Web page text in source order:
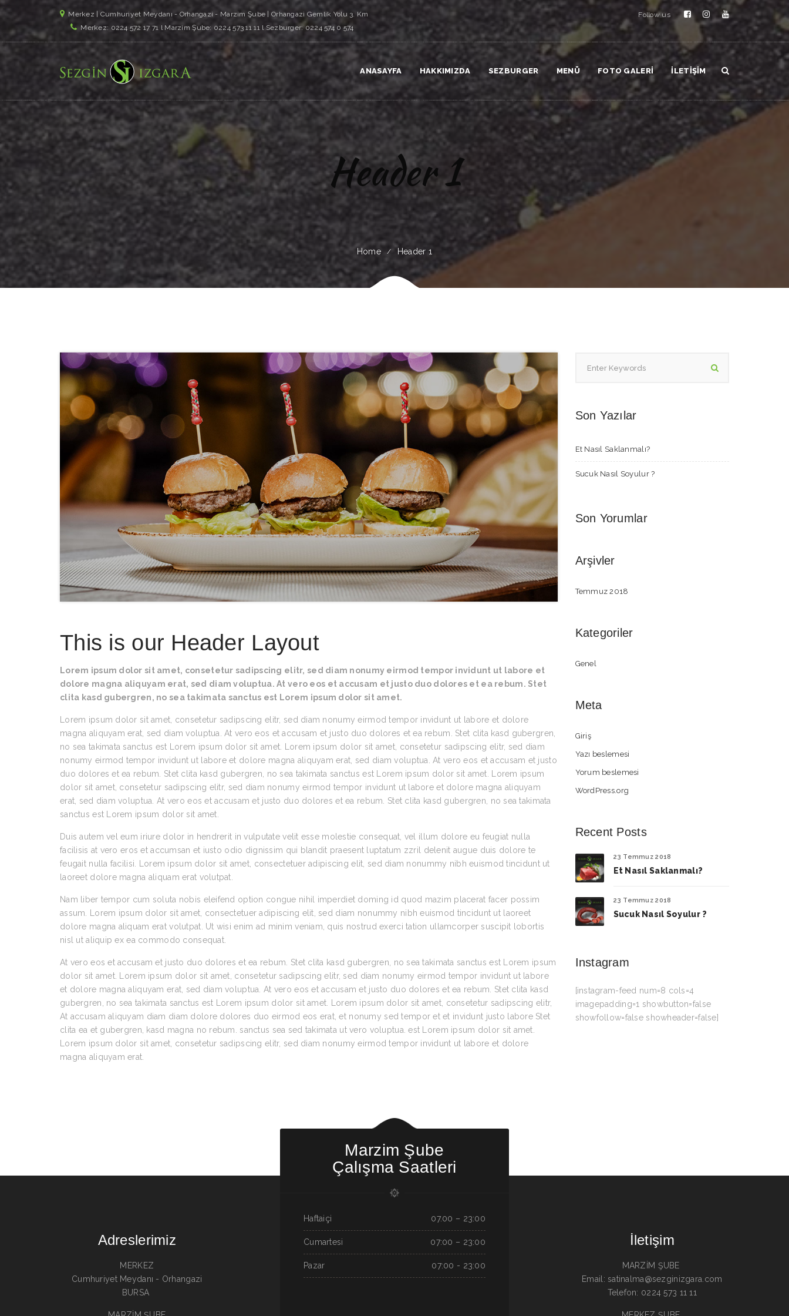
Merkez | Cumhuriyet Meydanı - Orhangazi - Marzim Şube | Orhangazi Gemlik Yolu 3. Km
Merkez: 0224 572 17 71 l Marzim Şube: 0224 573 11 11 l Sezburger: 0224 574 0 574
Follow us
ANASAYFA HAKKIMIZDA SEZBURGER MENÜ FOTO GALERI İLETIŞIM
Header 1
Home Header 1
This is our Header Layout
Lorem ipsum dolor sit amet, consetetur sadipscing elitr, sed diam nonumy eirmod tempor invidunt ut labore et
dolore magna aliquyam erat, sed diam voluptua. At vero eos et accusam et justo duo dolores et ea rebum. Stet
clita kasd gubergren, no sea takimata sanctus est Lorem ipsum dolor sit amet.
Lorem ipsum dolor sit amet, consetetur sadipscing elitr, sed diam nonumy eirmod tempor invidunt ut labore et dolore
magna aliquyam erat, sed diam voluptua. At vero eos et accusam et justo duo dolores et ea rebum. Stet clita kasd gubergren,
no sea takimata sanctus est Lorem ipsum dolor sit amet. Lorem ipsum dolor sit amet, consetetur sadipscing elitr, sed diam
nonumy eirmod tempor invidunt ut labore et dolore magna aliquyam erat, sed diam voluptua. At vero eos et accusam et justo
duo dolores et ea rebum. Stet clita kasd gubergren, no sea takimata sanctus est Lorem ipsum dolor sit amet. Lorem ipsum
dolor sit amet, consetetur sadipscing elitr, sed diam nonumy eirmod tempor invidunt ut labore et dolore magna aliquyam
erat, sed diam voluptua. At vero eos et accusam et justo duo dolores et ea rebum. Stet clita kasd gubergren, no sea takimata
sanctus est Lorem ipsum dolor sit amet.
Duis autem vel eum iriure dolor in hendrerit in vulputate velit esse molestie consequat, vel illum dolore eu feugiat nulla
facilisis at vero eros et accumsan et iusto odio dignissim qui blandit praesent luptatum zzril delenit augue duis dolore te
feugait nulla facilisi. Lorem ipsum dolor sit amet, consectetuer adipiscing elit, sed diam nonummy nibh euismod tincidunt ut
laoreet dolore magna aliquam erat volutpat.
Nam liber tempor cum soluta nobis eleifend option congue nihil imperdiet doming id quod mazim placerat facer possim
assum. Lorem ipsum dolor sit amet, consectetuer adipiscing elit, sed diam nonummy nibh euismod tincidunt ut laoreet
dolore magna aliquam erat volutpat. Ut wisi enim ad minim veniam, quis nostrud exerci tation ullamcorper suscipit lobortis
nisl ut aliquip ex ea commodo consequat.
At vero eos et accusam et justo duo dolores et ea rebum. Stet clita kasd gubergren, no sea takimata sanctus est Lorem ipsum
dolor sit amet. Lorem ipsum dolor sit amet, consetetur sadipscing elitr, sed diam nonumy eirmod tempor invidunt ut labore
et dolore magna aliquyam erat, sed diam voluptua. At vero eos et accusam et justo duo dolores et ea rebum. Stet clita kasd
gubergren, no sea takimata sanctus est Lorem ipsum dolor sit amet. Lorem ipsum dolor sit amet, consetetur sadipscing elitr,
At accusam aliquyam diam diam dolore dolores duo eirmod eos erat, et nonumy sed tempor et et invidunt justo labore Stet
clita ea et gubergren, kasd magna no rebum. sanctus sea sed takimata ut vero voluptua. est Lorem ipsum dolor sit amet.
Lorem ipsum dolor sit amet, consetetur sadipscing elitr, sed diam nonumy eirmod tempor invidunt ut labore et dolore
magna aliquyam erat.
Son Yazılar
Et Nasıl Saklanmalı?
Sucuk Nasıl Soyulur ?
Son Yorumlar
Arşivler
Temmuz 2018
Kategoriler
Genel
Meta
Giriş
Yazı beslemesi
Yorum beslemesi
WordPress.org
Recent Posts
23 Temmuz 2018
Et Nasıl Saklanmalı?
23 Temmuz 2018
Sucuk Nasıl Soyulur ?
Instagram
[instagram-feed num=8 cols=4
imagepadding=1 showbutton=false
showfollow=false showheader=false]
Adreslerimiz
MERKEZ
Cumhuriyet Meydanı - Orhangazi
BURSA
Marzim Şube
Çalışma Saatleri
Haftaiçi 07.00 – 23:00
Cumartesi 07:00 – 23:00
Pazar 07:00 - 23:00
İletişim
MARZİM ŞUBE
Email: satinalma@sezginizgara.com
Telefon: 0224 573 11 11